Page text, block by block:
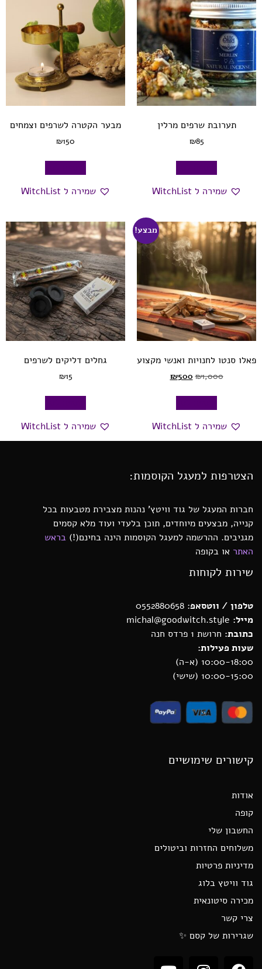
תערובת שרפים מרלין
₪85
שמירה ל WitchList
מבער הקטרה לשרפים וצמחים
₪150
שמירה ל WitchList
מבצע!
פאלו סנטו לחנויות ואנשי מקצוע
₪1,000
₪500
שמירה ל WitchList
גחלים דליקים לשרפים
₪15
שמירה ל WitchList
הצטרפות למעגל הקוסמות:
חברות המעגל של גוד וויטץ’ נהנות מצבירת מטבעות בכל
קנייה, מבצעים מיוחדים, תוכן בלעדי ועוד מלא קסמים
מגניבים. ההרשמה למעגל הקוסמות הינה בחינם(!) בראש
האתר או בקופה
שירות לקוחות
טלפון / ווטסאפ: 0552880658
מייל:
כתובת: חרושת 1 פרדס חנה
שעות פעילות:
10:00-18:00 (א-ה)
10:00-15:00 (שישי)
קישורים שימושיים
אודות
קופה
החשבון שלי
משלוחים החזרות וביטולים
מדיניות פרטיות
גוד וויטץ בלוג
מכירה סיטונאית
צרי קשר
שגרירות של קסם ✨